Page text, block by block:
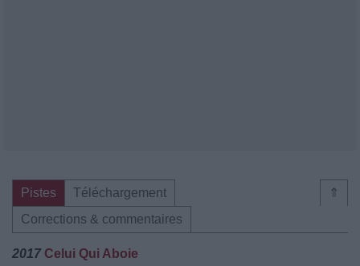
⇑
Pistes
Téléchargement
Corrections & commentaires
2017 Celui Qui Aboie